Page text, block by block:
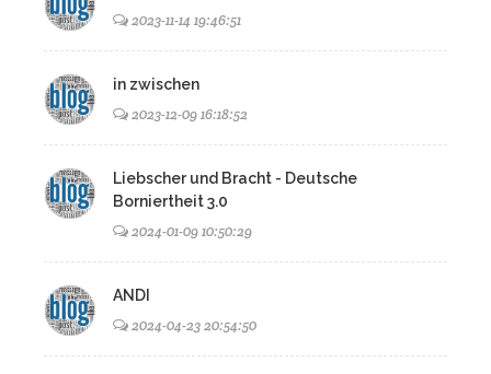
2023-11-14 19:46:51
in zwischen
2023-12-09 16:18:52
Liebscher und Bracht - Deutsche
Borniertheit 3.0
2024-01-09 10:50:29
ANDI
2024-04-23 20:54:50